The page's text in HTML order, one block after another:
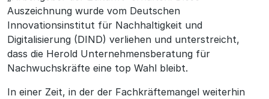
Auszeichnung wurde vom Deutschen
Innovationsinstitut für Nachhaltigkeit und
Digitalisierung (DIND) verliehen und unterstreicht,
dass die Herold Unternehmensberatung für
Nachwuchskräfte eine top Wahl bleibt.
In einer Zeit, in der der Fachkräftemangel weiterhin